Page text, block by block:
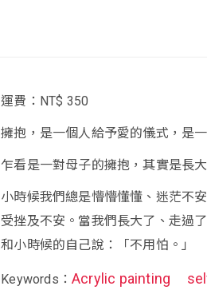
運費：NT$ 350
擁抱，是一個人給予愛的儀式，是
乍看是一對母子的擁抱，其實是長
小時候我們總是懵懵懂懂、迷茫不
受挫及不安。當我們長大了、走過
和小時候的自己說：「不用怕。」
Keywords：Acrylic painting